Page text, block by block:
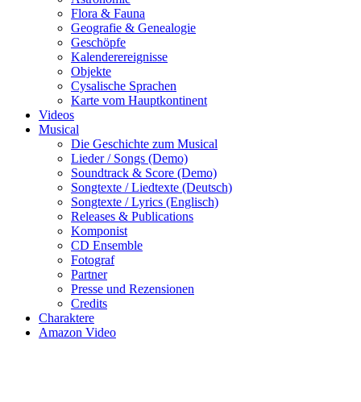
Flora & Fauna
Geografie & Genealogie
Geschöpfe
Kalenderereignisse
Objekte
Cysalische Sprachen
Karte vom Hauptkontinent
Videos
Musical
Die Geschichte zum Musical
Lieder / Songs (Demo)
Soundtrack & Score (Demo)
Songtexte / Liedtexte (Deutsch)
Songtexte / Lyrics (Englisch)
Releases & Publications
Komponist
CD Ensemble
Fotograf
Partner
Presse und Rezensionen
Credits
Charaktere
Amazon Video